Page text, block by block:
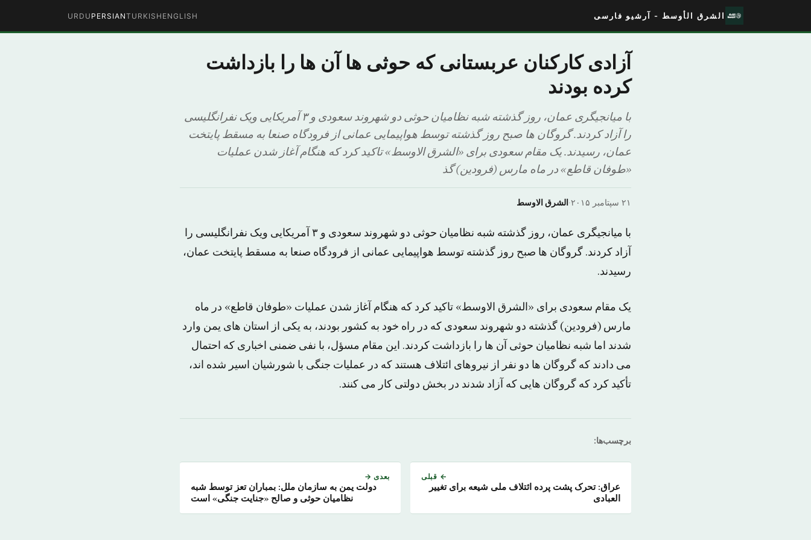
الشرق الأوسط - آرشیو فارسی ENGLISH
TURKISH
PERSIAN
URDU
آزادی کارکنان عربستانی که حوثی ها آن ها را بازداشت
کرده بودند
با میانجیگری عمان، روز گذشته شبه نظامیان حوثی دو شهروند سعودی و ۳ آمریکایی ویک نفرانگلیسی
را آزاد کردند. گروگان ها صبح روز گذشته توسط هواپیمایی عمانی از فرودگاه صنعا به مسقط پایتخت
عمان، رسیدند. یک مقام سعودی برای «الشرق الاوسط» تاکید کرد که هنگام آغاز شدن عملیات
«طوفان قاطع» در ماه مارس (فرودین) گذ
الشرق الاوسط· ۲۱ سپتامبر ۲۰۱۵
با میانجیگری عمان، روز گذشته شبه نظامیان حوثی دو شهروند سعودی و ۳ آمریکایی ویک نفرانگلیسی را
آزاد کردند. گروگان ها صبح روز گذشته توسط هواپیمایی عمانی از فرودگاه صنعا به مسقط پایتخت عمان،
رسیدند.
یک مقام سعودی برای «الشرق الاوسط» تاکید کرد که هنگام آغاز شدن عملیات «طوفان قاطع» در ماه
مارس (فرودین) گذشته دو شهروند سعودی که در راه خود به کشور بودند، به یکی از استان های یمن وارد
شدند اما شبه نظامیان حوثی آن ها را بازداشت کردند. این مقام مسؤل، با نفی ضمنی اخباری که احتمال
می دادند که گروگان ها دو نفر از نیروهای ائتلاف هستند که در عملیات جنگی با شورشیان اسیر شده اند،
تأکید کرد که گروگان هایی که آزاد شدند در بخش دولتی کار می کنند.
برچسب‌ها:
← قبلی
عراق: تحرک پشت پرده ائتلاف ملی شیعه برای تغییر
العبادی
بعدی →
دولت یمن به سازمان ملل: بمباران تعز توسط شبه
نظامیان حوثی و صالح «جنایت جنگی» است